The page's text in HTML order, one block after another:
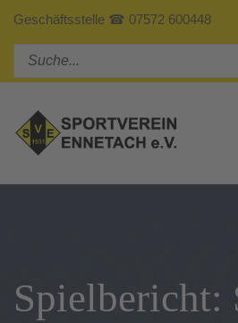
Geschäftsstelle ☎ 07572 600448
Spielbericht: